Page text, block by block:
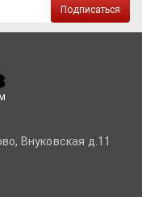
Подписаться
Внуковская д.11